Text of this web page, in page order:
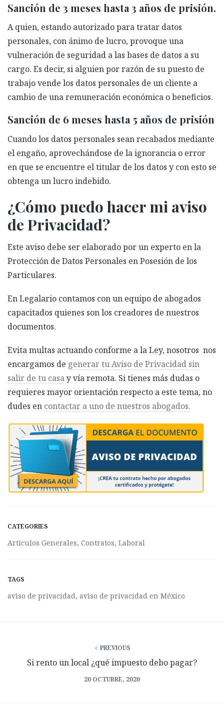
Sanción de 3 meses hasta 3 años de prisión.
A quien, estando autorizado para tratar datos
personales, con ánimo de lucro, provoque una
vulneración de seguridad a las bases de datos a su
cargo. Es decir, si alguien por razón de su puesto de
trabajo vende los datos personales de un cliente a
cambio de una remuneración económica o beneficios.
Sanción de 6 meses hasta 5 años de prisión
Cuando los datos personales sean recabados mediante
el engaño, aprovechándose de la ignorancia o error
en que se encuentre el titular de los datos y con esto se
obtenga un lucro indebido.
¿Cómo puedo hacer mi aviso
de Privacidad?
Este aviso debe ser elaborado por un experto en la
Protección de Datos Personales en Posesión de los
Particulares.
En Legalario contamos con un equipo de abogados
capacitados quienes son los creadores de nuestros
documentos.
Evita multas actuando conforme a la Ley, nosotros nos
encargamos de generar tu Aviso de Privacidad sin
salir de tu casay vía remota. Si tienes más dudas o
requieres mayor orientación respecto a este tema, no
dudes en contactar a uno de nuestros abogados.
CATEGORIES
Artículos Generales, Contratos, Laboral
TAGS
aviso de privacidad, aviso de privacidad en México
PREVIOUS
Si rento un local ¿qué impuesto debo pagar?
20 OCTUBRE, 2020